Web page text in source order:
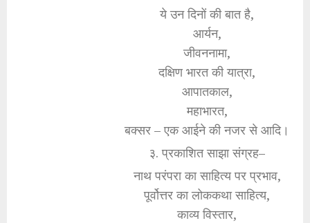
ये उन दिनों की बात है,
आर्यन,
जीवननामा,
दक्षिण भारत की यात्रा,
आपातकाल,
महाभारत,
बक्सर – एक आईने की नजर से आदि।
३. प्रकाशित साझा संग्रह–
नाथ परंपरा का साहित्य पर प्रभाव,
पूर्वोत्तर का लोककथा साहित्य,
काव्य विस्तार,